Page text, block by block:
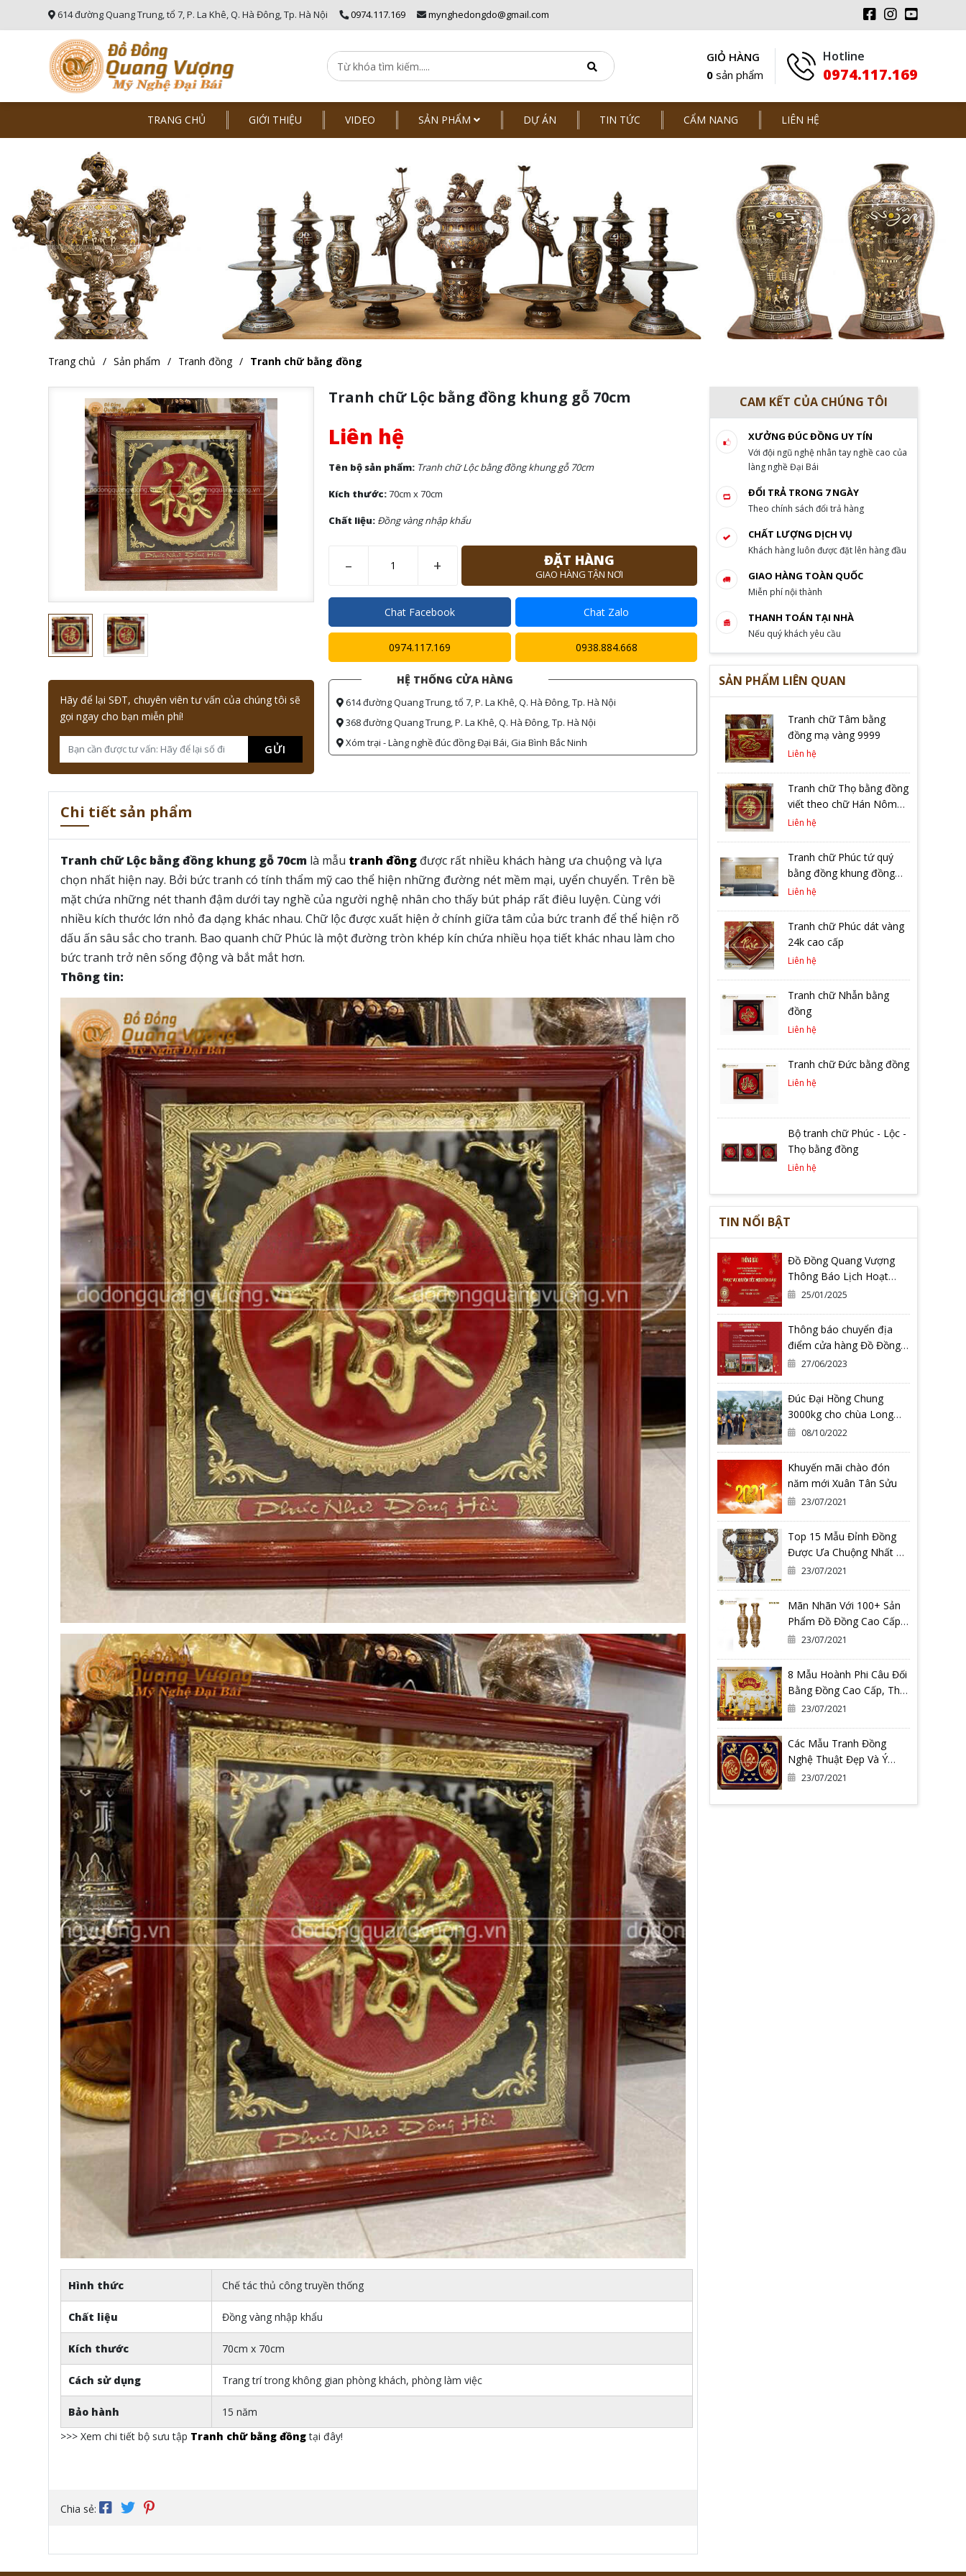
614 đường Quang Trung, tổ 7, P. La Khê, Q. Hà Đông, Tp. Hà Nội 0974.117.169 mynghedongdo@gmail.com
GIỎ HÀNG
0 sản phẩm
Hotline
0974.117.169
TRANG CHỦ GIỚI THIỆU VIDEO SẢN PHẨM DỰ ÁN TIN TỨC CẨM NANG LIÊN HỆ
Trang chủ Sản phẩm Tranh đồng Tranh chữ bằng đồng
Hãy để lại SĐT, chuyên viên tư vấn của chúng tôi sẽ
gọi ngay cho bạn miễn phí!
GỬI
Tranh chữ Lộc bằng đồng khung gỗ 70cm
Liên hệ
Tên bộ sản phẩm: Tranh chữ Lộc bằng đồng khung gỗ 70cm
Kích thước:70cm x 70cm
Chất liệu: Đồng vàng nhập khẩu
– + ĐẶT HÀNG
GIAO HÀNG TẬN NƠI
Chat Facebook Chat Zalo
0974.117.169 0938.884.668
HỆ THỐNG CỬA HÀNG
614 đường Quang Trung, tổ 7, P. La Khê, Q. Hà Đông, Tp. Hà Nội
368 đường Quang Trung, P. La Khê, Q. Hà Đông, Tp. Hà Nội
Xóm trại - Làng nghề đúc đồng Đại Bái, Gia Bình Bắc Ninh
Chi tiết sản phẩm
Tranh chữ Lộc bằng đồng khung gỗ 70cm là mẫu tranh đồng được rất nhiều khách hàng ưa chuộng và lựa
chọn nhất hiện nay. Bởi bức tranh có tính thẩm mỹ cao thể hiện những đường nét mềm mại, uyển chuyển. Trên bề
mặt chứa những nét thanh đậm dưới tay nghề của người nghệ nhân cho thấy bút pháp rất điêu luyện. Cùng với
nhiều kích thước lớn nhỏ đa dạng khác nhau. Chữ lộc được xuất hiện ở chính giữa tâm của bức tranh để thể hiện rõ
dấu ấn sâu sắc cho tranh. Bao quanh chữ Phúc là một đường tròn khép kín chứa nhiều họa tiết khác nhau làm cho
bức tranh trở nên sống động và bắt mắt hơn.
Thông tin:
Hình thức Chế tác thủ công truyền thống
Chất liệu Đồng vàng nhập khẩu
Kích thước 70cm x 70cm
Cách sử dụng Trang trí trong không gian phòng khách, phòng làm việc
Bảo hành
15 năm
>>> Xem chi tiết bộ sưu tập Tranh chữ bằng đồngtại đây!
Chia sẻ:
CAM KẾT CỦA CHÚNG TÔI
XƯỞNG ĐÚC ĐỒNG UY TÍN
Với đội ngũ nghệ nhân tay nghề cao của
làng nghề Đại Bái
ĐỔI TRẢ TRONG 7 NGÀY
Theo chính sách đổi trả hàng
CHẤT LƯỢNG DỊCH VỤ
Khách hàng luôn được đặt lên hàng đầu
GIAO HÀNG TOÀN QUỐC
Miễn phí nội thành
THANH TOÁN TẠI NHÀ
Nếu quý khách yêu cầu
SẢN PHẨM LIÊN QUAN
Tranh chữ Tâm bằng
đồng mạ vàng 9999
Liên hệ
Tranh chữ Thọ bằng đồng
viết theo chữ Hán Nôm
rất độc đáo
Liên hệ
Tranh chữ Phúc tứ quý
bằng đồng khung đồng
liền tấm mạ vàng ta 9999
Liên hệ
Tranh chữ Phúc dát vàng
24k cao cấp
Liên hệ
Tranh chữ Nhẫn bằng
đồng
Liên hệ
Tranh chữ Đức bằng đồng
Liên hệ
Bộ tranh chữ Phúc - Lộc -
Thọ bằng đồng
Liên hệ
TIN NỔI BẬT
Đồ Đồng Quang Vượng
Thông Báo Lịch Hoạt
Động Tết Nguyên Đán Ất
25/01/2025
Thông báo chuyển địa
điểm cửa hàng Đồ Đồng
Quang Vượng Cơ Sở 2
27/06/2023
Đúc Đại Hồng Chung
3000kg cho chùa Long
Hoa Thiền Tự - Tỉnh Bình
08/10/2022
Khuyến mãi chào đón
năm mới Xuân Tân Sửu
23/07/2021
Top 15 Mẫu Đỉnh Đồng
Được Ưa Chuộng Nhất Có
Thể Bạn Đang Cần
23/07/2021
Mãn Nhãn Với 100+ Sản
Phẩm Đồ Đồng Cao Cấp
Tại Đồ Đồng Quang
23/07/2021
8 Mẫu Hoành Phi Câu Đối
Bằng Đồng Cao Cấp, Thờ
Gia Tiên
23/07/2021
Các Mẫu Tranh Đồng
Nghệ Thuật Đẹp Và Ý
Nghĩa Nhất Tại Đồ Đồng
23/07/2021